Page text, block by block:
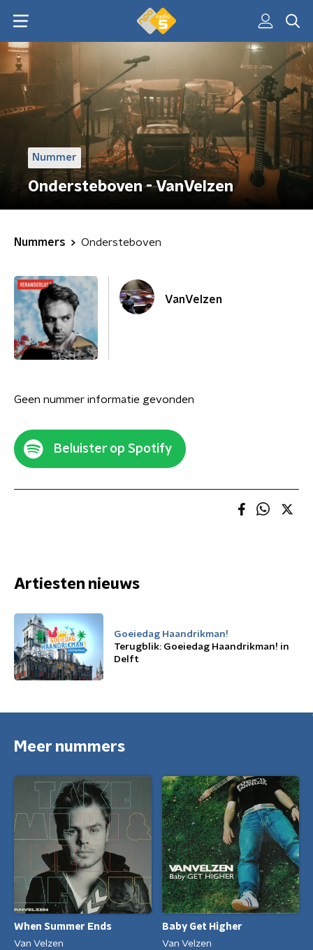
Nummer
Ondersteboven - VanVelzen
Nummers Ondersteboven
VanVelzen
Geen nummer informatie gevonden
Beluister op Spotify
Artiesten nieuws
Goeiedag Haandrikman!
Terugblik: Goeiedag Haandrikman! in
Delft
Meer nummers
When Summer Ends
Van Velzen
Baby Get Higher
Van Velzen